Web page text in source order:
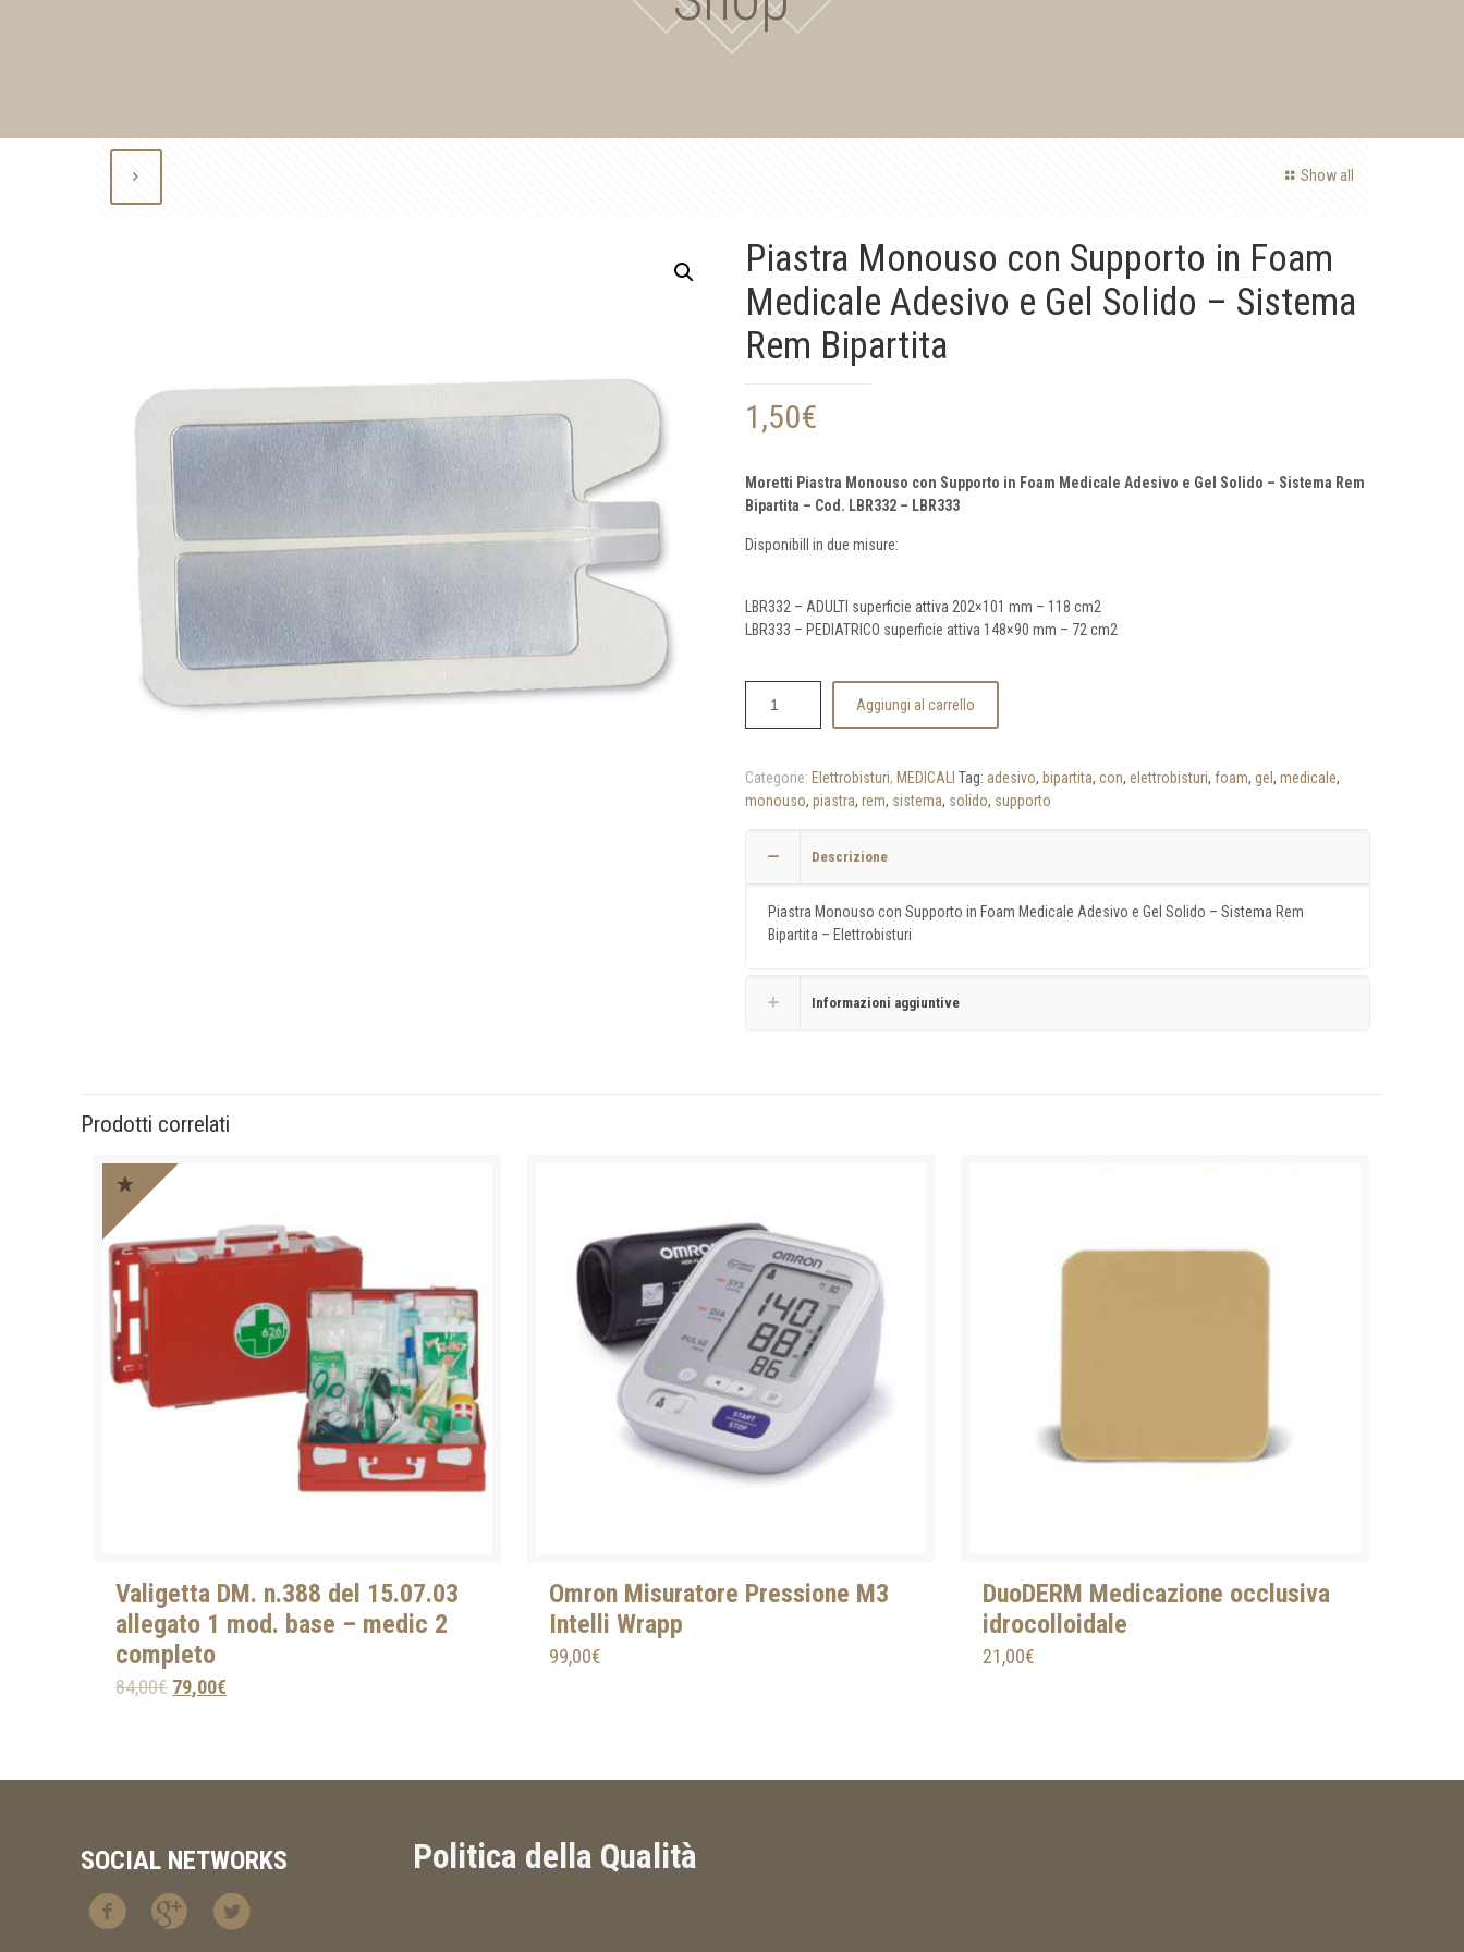
Show all
Piastra Monouso con Supporto in Foam
Medicale Adesivo e Gel Solido – Sistema
Rem Bipartita
1,50€
Moretti Piastra Monouso con Supporto in Foam Medicale Adesivo e Gel Solido – Sistema Rem
Bipartita – Cod. LBR332 – LBR333
DisponibilI in due misure:
LBR332 – ADULTI superficie attiva 202×101 mm – 118 cm2
LBR333 – PEDIATRICO superficie attiva 148×90 mm – 72 cm2
Aggiungi al carrello
Categorie: Elettrobisturi, MEDICALI Tag: adesivo, bipartita, con, elettrobisturi, foam, gel , medicale,
monouso, piastra, rem, sistema, solido, supporto
Descrizione
Piastra Monouso con Supporto in Foam Medicale Adesivo e Gel Solido – Sistema Rem
Bipartita – Elettrobisturi
Informazioni aggiuntive
Prodotti correlati
Valigetta DM. n.388 del 15.07.03
allegato 1 mod. base – medic 2
completo
84,00€ 79,00€
Omron Misuratore Pressione M3
Intelli Wrapp
99,00€
DuoDERM Medicazione occlusiva
idrocolloidale
21,00€
SOCIAL NETWORKS Politica della Qualità